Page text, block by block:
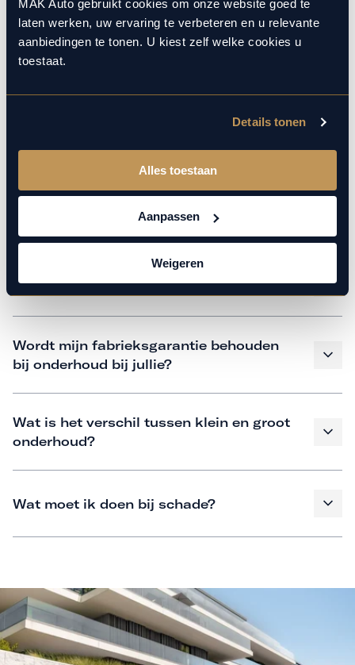
MAK Auto gebruikt cookies om onze website goed te
laten werken, uw ervaring te verbeteren en u relevante
aanbiedingen te tonen. U kiest zelf welke cookies u
toestaat.
Details tonen
Alles toestaan
Aanpassen
Weigeren
verzorgen het onderhoud op hetzelfde niveau als een
merkdealer, met behoud van de fabrieksgarantie. Kom
gerust langs in onze werkplaats voor een APK of een
Hoe weet ik welk onderhoud mijn
auto nodig heeft en wanneer?
Is vervangend vervoer mogelijk?
Wordt mijn fabrieksgarantie behouden
bij onderhoud bij jullie?
Wat is het verschil tussen klein en groot
onderhoud?
Wat moet ik doen bij schade?